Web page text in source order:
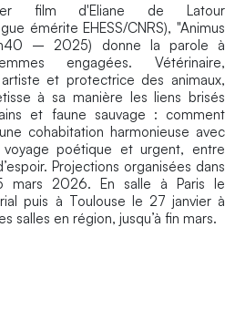
film d'Eliane de Latour
émérite EHESS/CNRS), "Animus
– 2025) donne la parole à
engagées. Vétérinaire,
et protectrice des animaux,
à sa manière les liens brisés
et faune sauvage : comment
cohabitation harmonieuse avec
poétique et urgent, entre
Projections organisées dans
mars 2026. En salle à Paris le
puis à Toulouse le 27 janvier à
salles en région, jusqu’à fin mars.